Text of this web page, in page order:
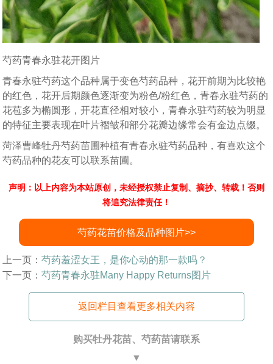
芍药青春永驻花开图片
青春永驻芍药这个品种属于变色芍药品种，花开前期为比较艳
的红色，花开后期颜色逐渐变为粉色/粉红色，青春永驻芍药的
花苞多为椭圆形，开花直径相对较小，青春永驻芍药较为明显
的特征主要表现在叶片褶皱和部分花瓣边缘常会有金边点缀。
菏泽曹峰牡丹芍药苗圃种植有青春永驻芍药品种，有喜欢这个
芍药品种的花友可以联系苗圃。
声明：以上内容为本站原创，未经授权禁止复制、摘抄、转载！否则
将追究法律责任！
芍药花苗价格及品种图片>>
上一页：芍药羞涩女王，是你心动的那一款吗？
下一页：芍药青春永驻Many Happy Returns图片
返回栏目查看更多相关内容
购买牡丹花苗、芍药苗请联系
▼